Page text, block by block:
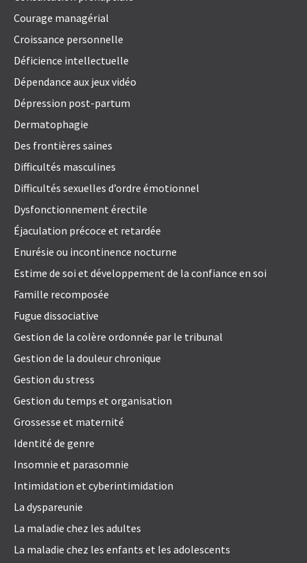
Courage managérial
Croissance personnelle
Déficience intellectuelle
Dépendance aux jeux vidéo
Dépression post-partum
Dermatophagie
Des frontières saines
Difficultés masculines
Difficultés sexuelles d’ordre émotionnel
Dysfonctionnement érectile
Éjaculation précoce et retardée
Enurésie ou incontinence nocturne
Estime de soi et développement de la confiance en soi
Famille recomposée
Fugue dissociative
Gestion de la colère ordonnée par le tribunal
Gestion de la douleur chronique
Gestion du stress
Gestion du temps et organisation
Grossesse et maternité
Identité de genre
Insomnie et parasomnie
Intimidation et cyberintimidation
La dyspareunie
La maladie chez les adultes
La maladie chez les enfants et les adolescents